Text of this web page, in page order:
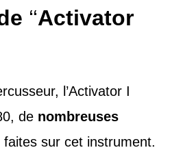
‘‘Activator
l’Activator I
de nombreuses
faites sur cet instrument.